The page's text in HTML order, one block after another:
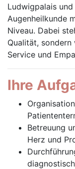
Ludwigpalais
Augenheilkunde
Niveau. Dabei
Qualität,
Service und
Ihre
Betreuung
Herz und